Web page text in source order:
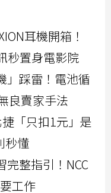
耳機開箱！
秒置身電影院
」踩雷！電池循
良賣家手法
「只扣1元」是
秒懂
整指引！NCC
工作